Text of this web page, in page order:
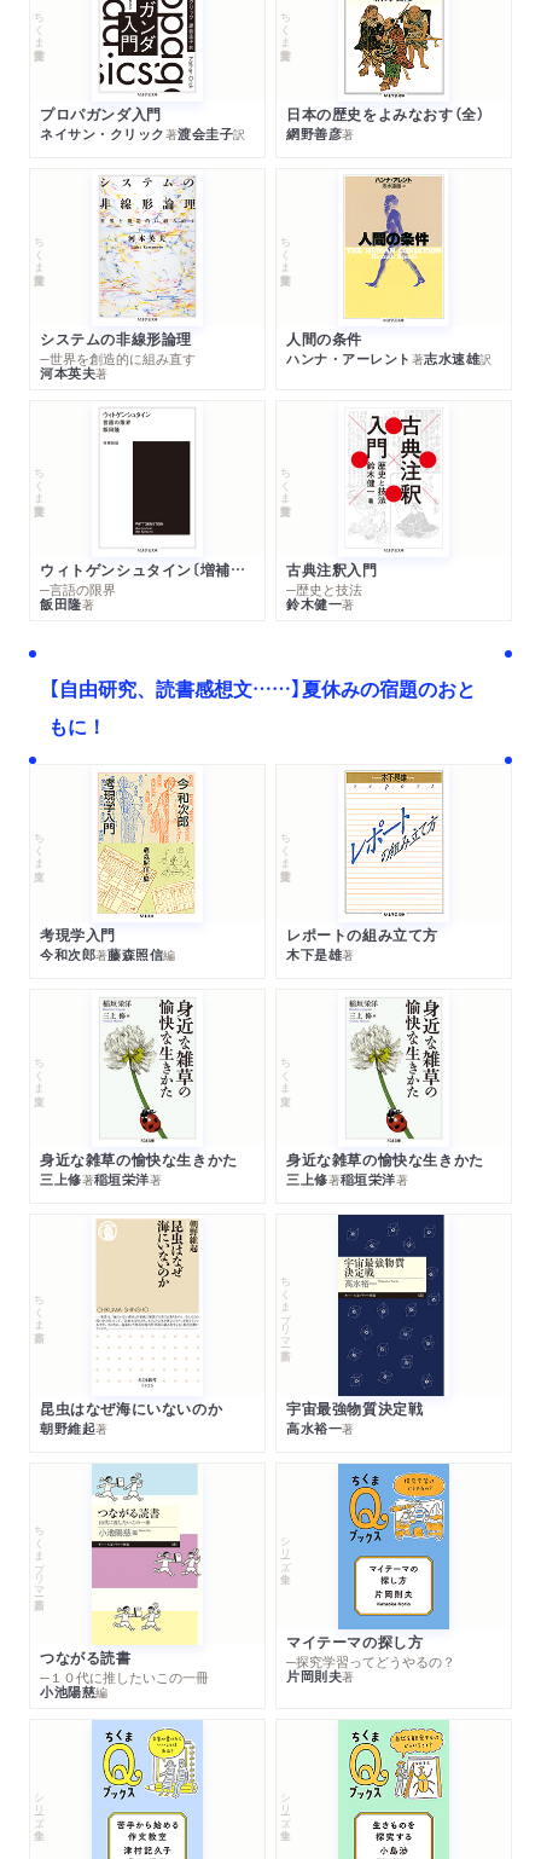
ちくま学芸文庫
プロパガンダ入門
ネイサン・クリック著渡会圭子訳
ちくま学芸文庫
日本の歴史をよみなおす（全）
網野善彦著
ちくま学芸文庫
システムの非線形論理
─世界を創造的に組み直す
河本英夫著
ちくま学芸文庫
人間の条件
ハンナ・アーレント 著志水速雄訳
ちくま学芸文庫
ウィトゲンシュタイン〔増補新版〕
─言語の限界
飯田隆著
ちくま学芸文庫
古典注釈入門
─歴史と技法
鈴木健一著
【自由研究、読書感想文……】夏休みの宿題のおと
もに！
ちくま文庫
考現学入門
今和次郎著藤森照信編
ちくま学芸文庫
レポートの組み立て方
木下是雄著
ちくま文庫
身近な雑草の愉快な生きかた
三上修著稲垣栄洋著
ちくま文庫
身近な雑草の愉快な生きかた
三上修著稲垣栄洋著
ちくま新書
昆虫はなぜ海にいないのか
朝野維起著
ちくまプリマー新書
宇宙最強物質決定戦
高水裕一著
ちくまプリマー新書
つながる読書
─１０代に推したいこの一冊
小池陽慈編
シリーズ・全集
マイテーマの探し方
─探究学習ってどうやるの？
片岡則夫著
シリーズ・全集 シリーズ・全集